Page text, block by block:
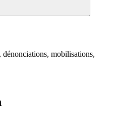
dénonciations, mobilisations,